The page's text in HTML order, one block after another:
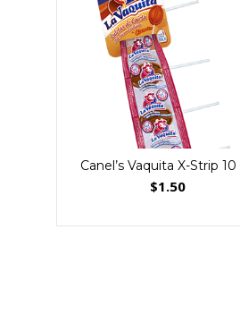
Canel’s Vaquita X-Strip 10
$1.50